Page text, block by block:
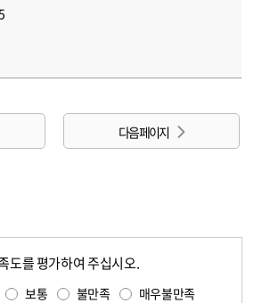
다음 페이지
도를 평가하여 주십시오.
보통 불만족 매우불만족